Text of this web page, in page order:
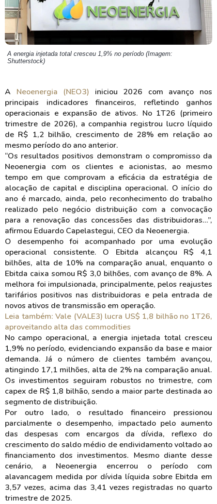
A energia injetada total cresceu 1,9% no período (Imagem:
Shutterstock)
A Neoenergia (NEO3) iniciou 2026 com avanço nos
principais indicadores financeiros, refletindo ganhos
operacionais e expansão de ativos. No 1T26 (primeiro
trimestre de 2026), a companhia registrou lucro líquido
de R$ 1,2 bilhão, crescimento de 28% em relação ao
mesmo período do ano anterior.
“Os resultados positivos demonstram o compromisso da
Neoenergia com os clientes e acionistas, ao mesmo
tempo em que comprovam a eficácia da estratégia de
alocação de capital e disciplina operacional. O início do
ano é marcado, ainda, pelo reconhecimento do trabalho
realizado pelo negócio distribuição com a convocação
para a renovação das concessões das distribuidoras...”,
afirmou Eduardo Capelastegui, CEO da Neoenergia.
O desempenho foi acompanhado por uma evolução
operacional consistente. O Ebitda alcançou R$ 4,1
bilhões, alta de 10% na comparação anual, enquanto o
Ebitda caixa somou R$ 3,0 bilhões, com avanço de 8%. A
melhora foi impulsionada, principalmente, pelos reajustes
tarifários positivos nas distribuidoras e pela entrada de
novos ativos de transmissão em operação.
Leia também: Vale (VALE3) lucra US$ 1,8 bilhão no 1T26,
aproveitando alta das commodities
No campo operacional, a energia injetada total cresceu
1,9% no período, evidenciando expansão da base e maior
demanda. Já o número de clientes também avançou,
atingindo 17,1 milhões, alta de 2% na comparação anual.
Os investimentos seguiram robustos no trimestre, com
capex de R$ 1,8 bilhão, sendo a maior parte destinada ao
segmento de distribuição.
Por outro lado, o resultado financeiro pressionou
parcialmente o desempenho, impactado pelo aumento
das despesas com encargos da dívida, reflexo do
crescimento do saldo médio de endividamento voltado ao
financiamento dos investimentos. Mesmo diante desse
cenário, a Neoenergia encerrou o período com
alavancagem medida por dívida líquida sobre Ebitda em
3,57 vezes, acima das 3,41 vezes registradas no quarto
trimestre de 2025.